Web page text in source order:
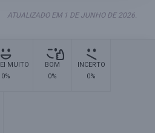
ATUALIZADO EM 1 DE JUNHO DE 2026.
MUITO
0%
BOM
0%
INCERTO
0%